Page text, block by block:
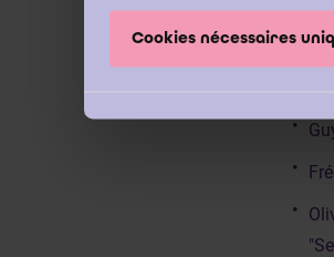
Cookies nécessaires